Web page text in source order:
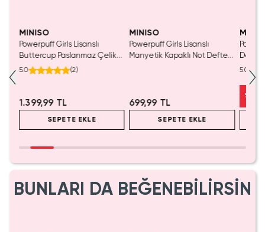
MINISO
Powerpuff Girls Lisanslı
Buttercup Paslanmaz Çelik
Termos Yeşil 860 mL
5.0 (2)
1.399,99 TL
SEPETE EKLE
MINISO
Powerpuff Girls Lisanslı
Manyetik Kapaklı Not Defteri
699,99 TL
SEPETE EKLE
5.0
%
BUNLARI DA BEĞENEBİLİRSİN